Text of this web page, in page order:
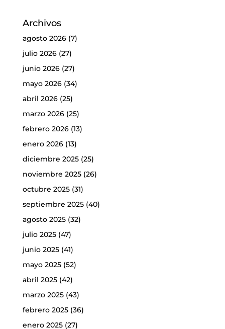
Archivos
agosto 2026(7)
julio 2026(27)
junio 2026(27)
mayo 2026(34)
abril 2026(25)
marzo 2026(25)
febrero 2026(13)
enero 2026(13)
diciembre 2025(25)
noviembre 2025(26)
octubre 2025(31)
septiembre 2025(40)
agosto 2025(32)
julio 2025(47)
junio 2025(41)
mayo 2025(52)
abril 2025(42)
marzo 2025(43)
febrero 2025(36)
enero 2025(27)